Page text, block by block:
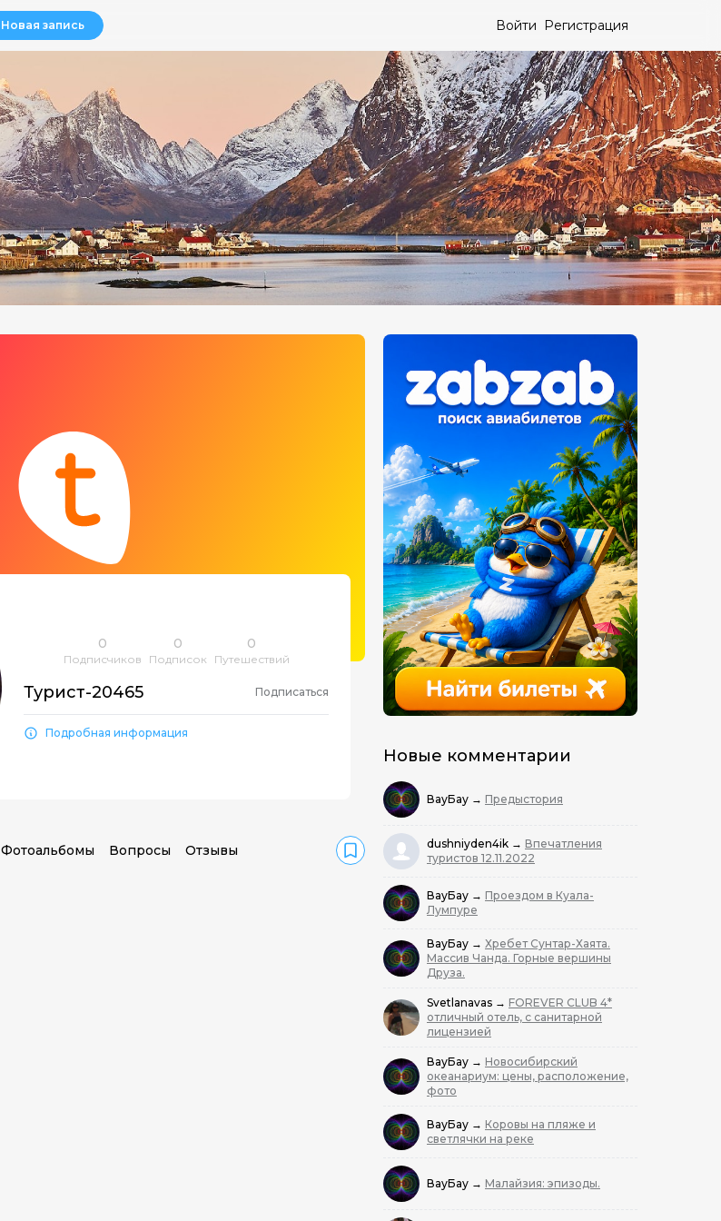
Новая запись Войти Регистрация
Новые комментарии
ВауБау → Предыстория
dushniyden4ik → Впечатления
туристов 12.11.2022
ВауБау → Проездом в Куала-
Лумпуре
ВауБау → Хребет Сунтар-Хаята.
Массив Чанда. Горные вершины
Друза.
Svetlanavas → FOREVER CLUB 4*
отличный отель, с санитарной
лицензией
ВауБау → Новосибирский
океанариум: цены, расположение,
фото
ВауБау → Коровы на пляже и
светлячки на реке
ВауБау → Малайзия: эпизоды.
0
Подписчиков
0
Подписок
0
Путешествий
Турист-20465 Подписаться
Подробная информация
Фотоальбомы Вопросы Отзывы